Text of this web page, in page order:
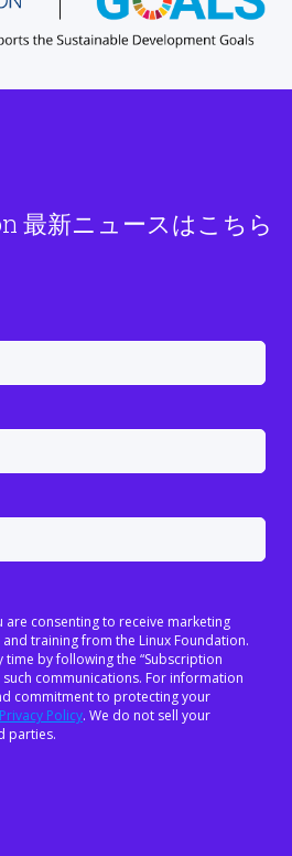
最新ニュースはこちら
consenting to receive marketing
training from the Linux Foundation.
time by following the “Subscription
such communications. For information
commitment to protecting your
Privacy Policy. We do not sell your
parties.